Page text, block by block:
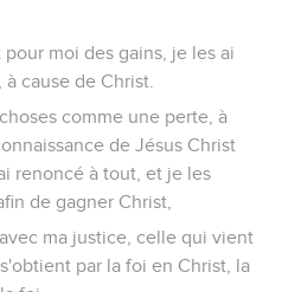
moi des gains, je les ai
cause de Christ.
comme une perte, à
de Jésus Christ
renoncé à tout, et je les
de gagner Christ,
ma justice, celle qui vient
par la foi en Christ, la